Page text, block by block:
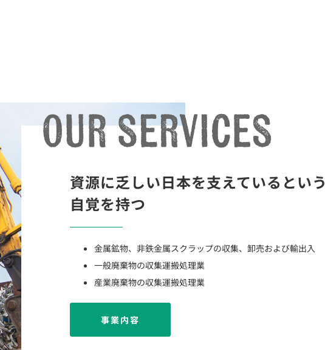
資源に乏しい日本を支えているという
自覚を持つ
金属鉱物、非鉄金属スクラップの収集、卸売および輸出入
一般廃棄物の収集運搬処理業
産業廃棄物の収集運搬処理業
事業内容